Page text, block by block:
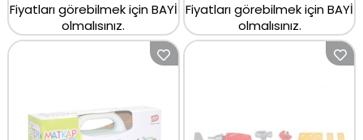
Fiyatları görebilmek için BAYİ
olmalısınız.
Fiyatları görebilmek için BAYİ
olmalısınız.